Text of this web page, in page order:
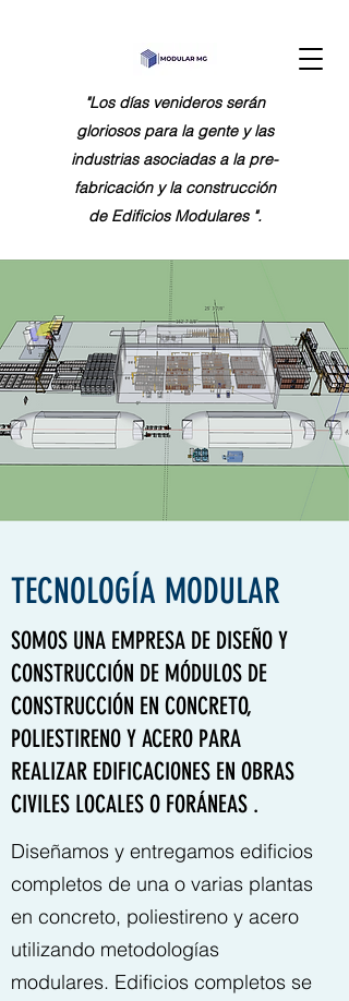
"Los días venideros serán
gloriosos para la gente y las
industrias asociadas a la pre-
fabricación y la construcción
de Edificios Modulares ".
TECNOLOGÍA MODULAR
SOMOS UNA EMPRESA DE DISEÑO Y
CONSTRUCCIÓN DE MÓDULOS DE
CONSTRUCCIÓN EN CONCRETO,
POLIESTIRENO Y ACERO PARA
REALIZAR EDIFICACIONES EN OBRAS
CIVILES LOCALES O FORÁNEAS .
Diseñamos y entregamos edificios
completos de una o varias plantas
en concreto, poliestireno y acero
utilizando metodologías
modulares. Edificios completos se